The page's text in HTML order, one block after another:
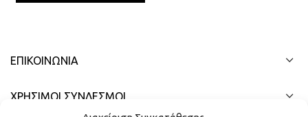
ΕΠΙΚΟΙΝΩΝΊΑ
ΧΡΗΣΙΜΟΙ ΣΥΝΔΕΣΜΟΙ